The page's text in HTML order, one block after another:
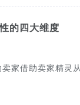
的四大维度
家借助卖家精灵